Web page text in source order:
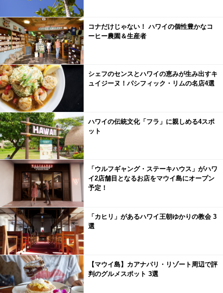
コナだけじゃない！ ハワイの個性豊かなコ
ーヒー農園＆生産者
シェフのセンスとハワイの恵みが生み出すキ
ュイジーヌ！パシフィック・リムの名店4選
ハワイの伝統文化「フラ」に親しめる4スポ
ット
「ウルフギャング・ステーキハウス」がハワ
イ2店舗目となるお店をマウイ島にオープン
予定！
「カヒリ」があるハワイ王朝ゆかりの教会 3
選
【マウイ島】カアナパリ・リゾート周辺で評
判のグルメスポット 3選